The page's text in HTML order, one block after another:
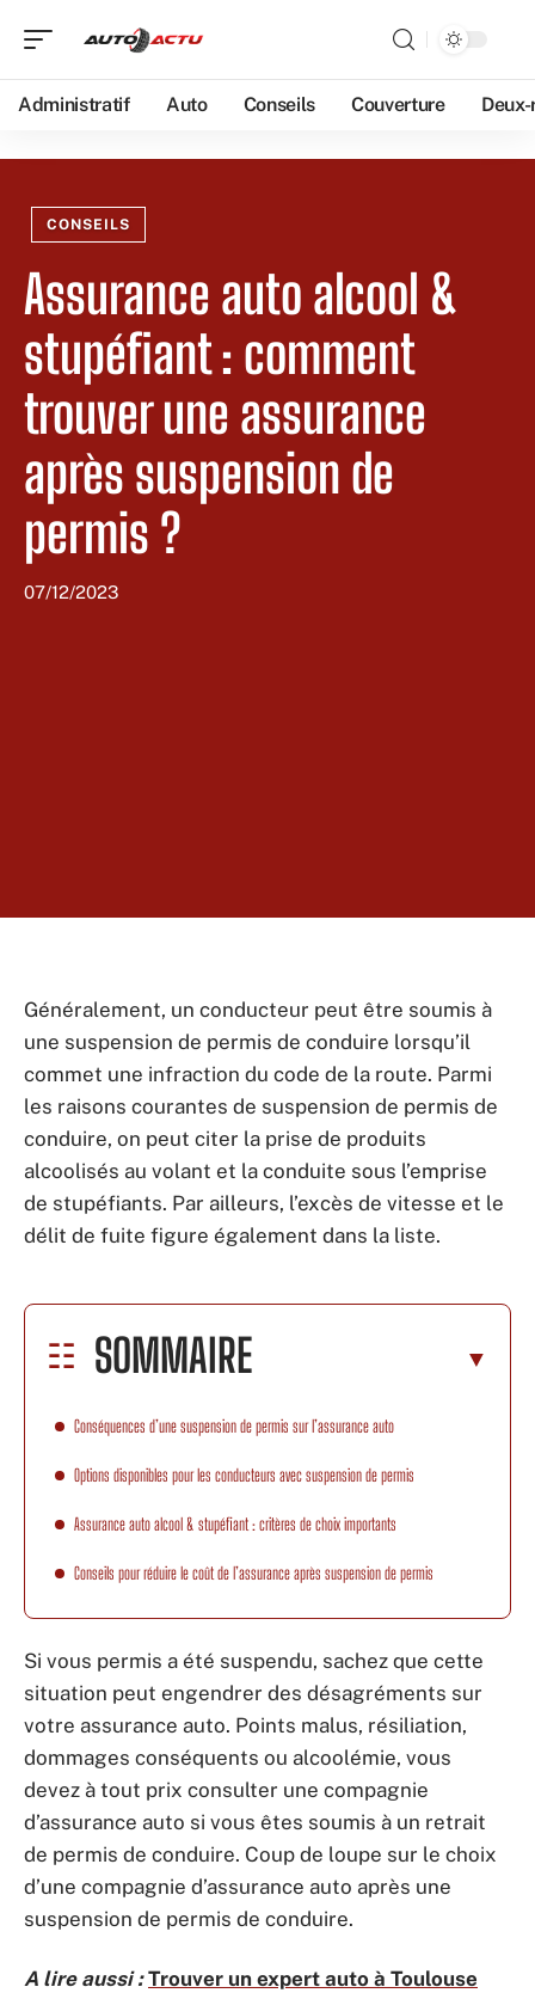
Administratif Auto Conseils Couverture
CONSEILS
Assurance auto alcool &
stupéfiant : comment
trouver une assurance
après suspension de
permis ?
07/12/2023
Généralement, un conducteur peut être soumis à
une suspension de permis de conduire lorsqu’il
commet une infraction du code de la route. Parmi
les raisons courantes de suspension de permis de
conduire, on peut citer la prise de produits
alcoolisés au volant et la conduite sous l’emprise
de stupéfiants. Par ailleurs, l’excès de vitesse et le
délit de fuite figure également dans la liste.
SOMMAIRE
Conséquences d’une suspension de permis sur l’assurance auto
Options disponibles pour les conducteurs avec suspension de permis
Assurance auto alcool & stupéfiant : critères de choix importants
Conseils pour réduire le coût de l’assurance après suspension de permis
Si vous permis a été suspendu, sachez que cette
situation peut engendrer des désagréments sur
votre assurance auto. Points malus, résiliation,
dommages conséquents ou alcoolémie, vous
devez à tout prix consulter une compagnie
d’assurance auto si vous êtes soumis à un retrait
de permis de conduire. Coup de loupe sur le choix
d’une compagnie d’assurance auto après une
suspension de permis de conduire.
A lire aussi : Trouver un expert auto à Toulouse